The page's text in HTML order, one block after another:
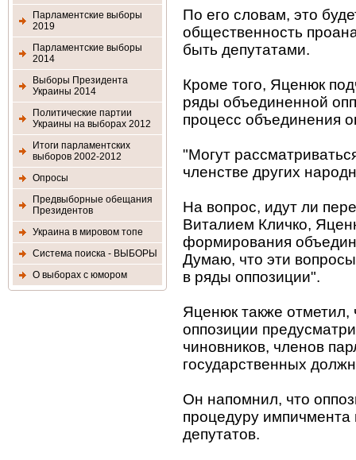
Парламентские выборы
2019
Парламентские выборы
2014
Выборы Президента
Украины 2014
Политические партии
Украины на выборах 2012
Итоги парламентских
выборов 2002-2012
Опросы
Предвыборные обещания
Президентов
Украина в мировом топе
Система поиска - ВЫБОРЫ
О выборах с юмором
По его словам, это
общественность
быть депутатами.
Кроме того, Яценюк
ряды объединенной
процесс объединения
"Могут
членстве других
На вопрос, идут ли
Виталием Кличко,
формирования
Думаю, что эти
в ряды оппозиции".
Яценюк также
оппозиции
чиновников, членов
государственных
Он напомнил, что
процедуру импичмента
депутатов.